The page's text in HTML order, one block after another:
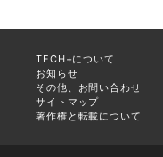
TECH+について
お知らせ
その他、お問い合わせ
サイトマップ
著作権と転載について